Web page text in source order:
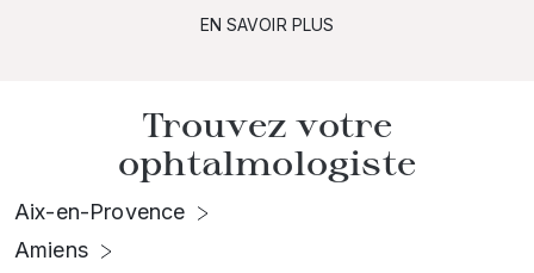
EN SAVOIR PLUS
Trouvez votre
ophtalmologiste
Aix-en-Provence
Amiens